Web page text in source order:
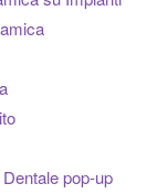
pop-up